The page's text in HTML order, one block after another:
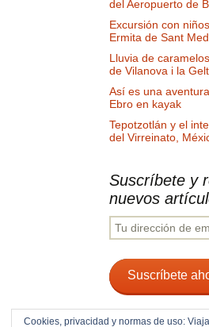
del Aeropuerto de
Excursión con
Ermita de Sant
Lluvia de
de Vilanova i la
Así es una
Ebro en kayak
Tepotzotlán y el
del Virreinato,
Suscríbete y
nuevos
Tu
dirección
email
Suscríbete
Cookies, privacidad y normas de uso: